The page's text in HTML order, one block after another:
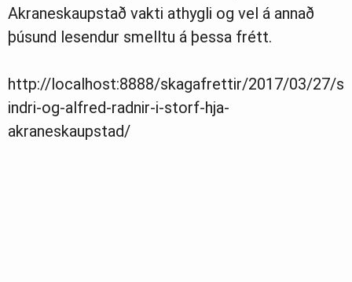
Akraneskaupstað vakti athygli og vel á annað
þúsund lesendur smelltu á þessa frétt.
http://localhost:8888/skagafrettir/2017/03/27/s
indri-og-alfred-radnir-i-storf-hja-
akraneskaupstad/